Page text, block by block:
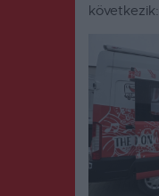
következik: